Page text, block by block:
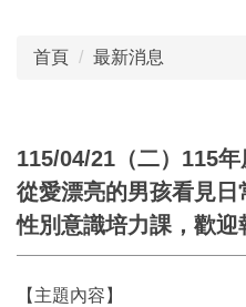
首頁 最新消息
115/04/21（二）115
從愛漂亮的男孩看見
性別意識培力課，歡迎
【主題內容】